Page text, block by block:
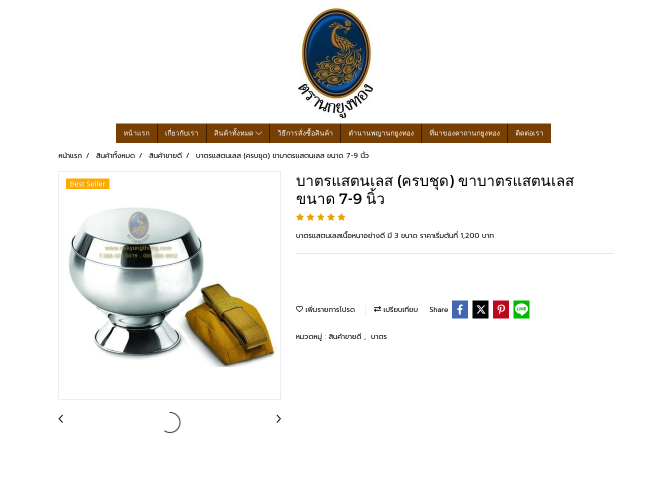
หน้าแรก เกี่ยวกับเรา สินค้าทั้งหมด วิธีการสั่งซื้อสินค้า ตำนานพญานกยูงทอง ที่มาของคาถานกยูงทอง ติดต่อเรา
หน้าแรก สินค้าทั้งหมด สินค้าขายดี บาตรแสตนเลส (ครบชุด) ขาบาตรแสตนเลส ขนาด 7-9 นิ้ว
Best Seller
บาตรแสตนเลส (ครบชุด) ขาบาตรแสตนเลส
ขนาด 7-9 นิ้ว
บาตรแสตนเลสเนื้อหนาอย่างดี มี 3 ขนาด ราคาเริ่มต้นที่ 1,200 บาท
เพิ่มรายการโปรด เปรียบเทียบ Share
หมวดหมู่ : สินค้าขายดี , บาตร